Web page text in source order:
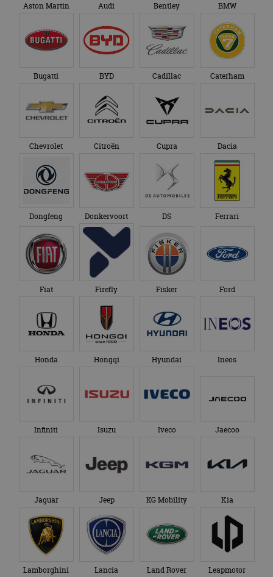
Aston Martin Audi Bentley BMW
Bugatti BYD Cadillac Caterham
Chevrolet Citroën Cupra Dacia
Dongfeng Donkervoort DS Ferrari
Fiat Firefly Fisker Ford
Honda Hongqi Hyundai Ineos
Infiniti Isuzu Iveco Jaecoo
Jaguar Jeep KG Mobility Kia
Lamborghini Lancia Land Rover Leapmotor